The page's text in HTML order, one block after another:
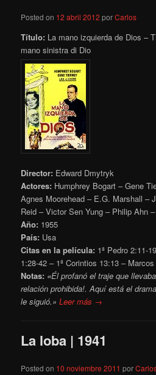
Posted on 12 abril 2012 porCarlos
Título: La mano izquierda de Dios –
mano sinistra di Dio
Director: Edward Dmytryk
Actores: Humphrey Bogart – Gene
Agnes Moorehead – E.G. Marshall –
Reid – Victor Sen Yung – Philip Ahn
Año: 1955
País: Usa
Citas en la película: 1ª Pedro 2:11-
1:28-42 – 1ª Corintios 13:13 –
Notas: «Él profanó el traje que
relación prohibida!. Aquí está el
le siguió.»Leer más →
La loba | 1941
Posted on 10 noviembre 2011 por